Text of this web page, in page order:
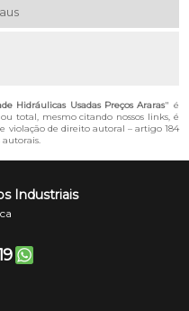
Hidráulicas Usadas Preços Araras" é
total, mesmo citando nossos links, é
violação de direito autoral – artigo 184
autorais.
Industriais